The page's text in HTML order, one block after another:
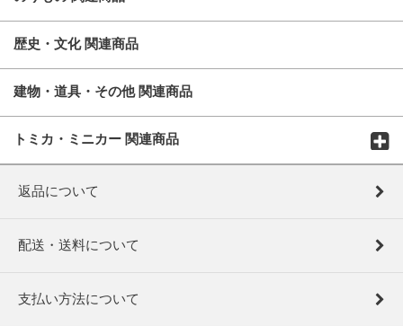
歴史・文化 関連商品
建物・道具・その他 関連商品
トミカ・ミニカー 関連商品
返品について
配送・送料について
支払い方法について